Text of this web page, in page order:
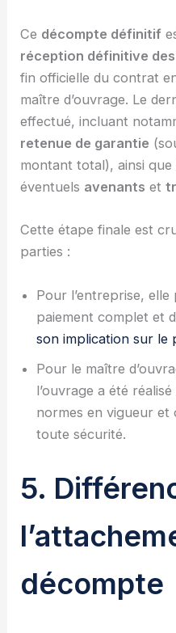
Ce décompte définitif
réception définitive
fin officielle du contrat
maître d’ouvrage. Le
effectué, incluant
retenue de garantie
montant total), ainsi
éventuels avenants et
Cette étape finale est
parties :
Pour l’entreprise,
paiement complet et
son implication sur le
Pour le maître
l’ouvrage a été
normes en vigueur et
toute sécurité.
5.
décompte